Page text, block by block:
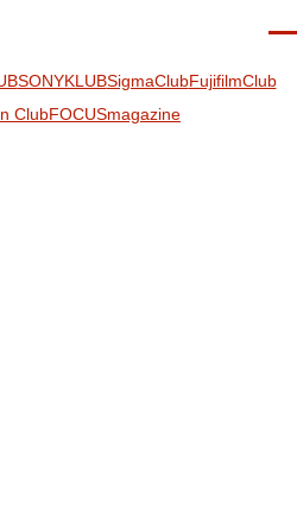
SONYKLUBSigmaClubFujifilmClub
ClubFOCUSmagazine